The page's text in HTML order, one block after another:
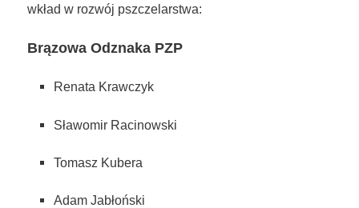
wkład w rozwój pszczelarstwa:
Brązowa Odznaka PZP
Renata Krawczyk
Sławomir Racinowski
Tomasz Kubera
Adam Jabłoński